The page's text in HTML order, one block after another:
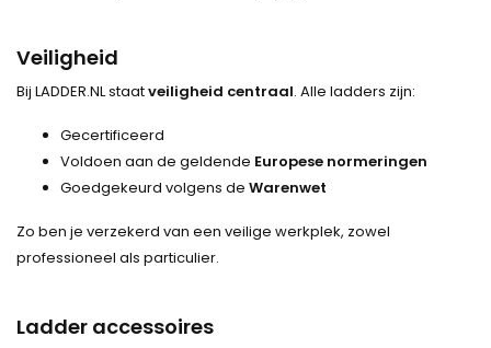
Veiligheid
Bij LADDER.NL staatveiligheid centraal. Alle ladders zijn:
Gecertificeerd
Voldoen aan de geldende Europese normeringen
Goedgekeurd volgens de Warenwet
Zo ben je verzekerd van een veilige werkplek, zowel
professioneel als particulier.
Ladder accessoires